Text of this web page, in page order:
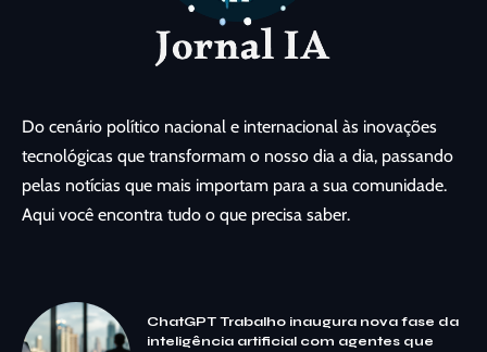
Do cenário político nacional e internacional às inovações
tecnológicas que transformam o nosso dia a dia, passando
pelas notícias que mais importam para a sua comunidade.
Aqui você encontra tudo o que precisa saber.
ChatGPT Trabalho inaugura nova fase da
inteligência artificial com agentes que